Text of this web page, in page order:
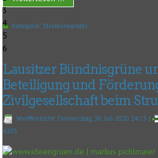
3
4
5
6
Kategorie: Strukturwandel
Lausitzer Bündnisgrüne
Beteiligung und
Zivilgesellschaft beim
Veröffentlicht: Donnerstag, 30. Juli 2020 14:23 |
6205